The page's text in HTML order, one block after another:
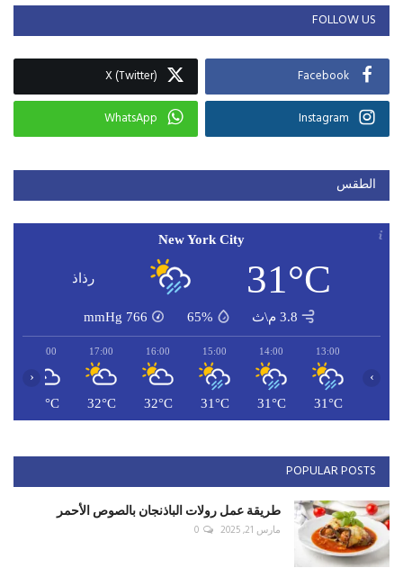
FOLLOW US
Facebook
X (Twitter)
Instagram
WhatsApp
الطقس
New York City
31°C رذاذ
3.8 م\ث 65%
766
mmHg
13:00
31°C
14:00
31°C
15:00
31°C
16:00
32°C
17:00
32°C
18:00
31°C
‹ ›
POPULAR POSTS
طريقة عمل رولات الباذنجان بالصوص الأحمر
مارس 21, 2025 0